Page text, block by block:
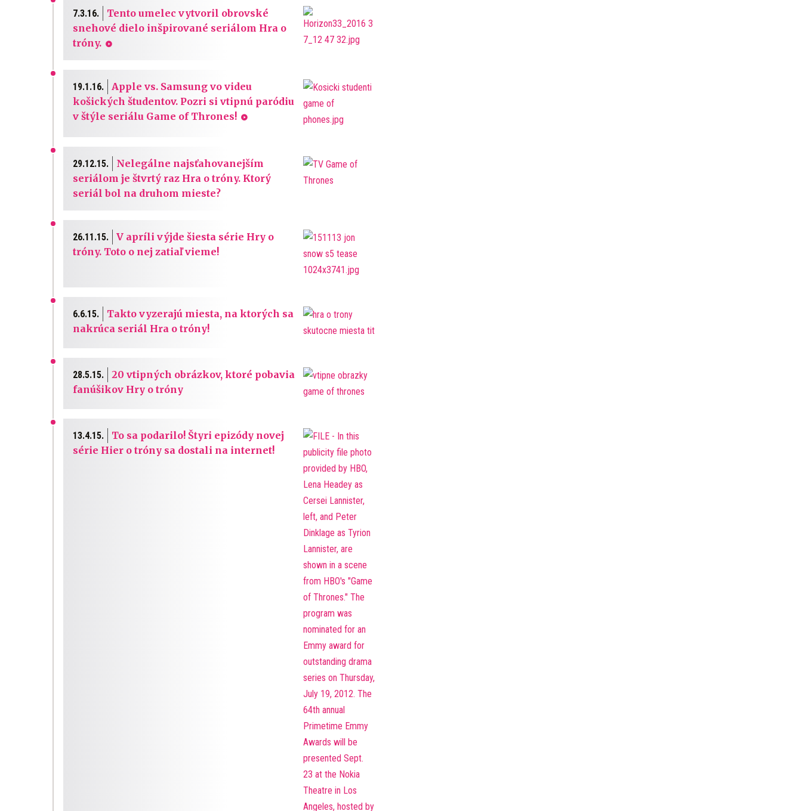
7.3.16.
Tento umelec vytvoril obrovské
snehové dielo inšpirované seriálom Hra o
tróny.
19.1.16.
Apple vs. Samsung vo videu
košických študentov. Pozri si vtipnú paródiu
v štýle seriálu Game of Thrones!
29.12.15.
Nelegálne najsťahovanejším
seriálom je štvrtý raz Hra o tróny. Ktorý
seriál bol na druhom mieste?
26.11.15.
V apríli výjde šiesta série Hry o
tróny. Toto o nej zatiaľ vieme!
6.6.15.
Takto vyzerajú miesta, na ktorých sa
nakrúca seriál Hra o tróny!
28.5.15.
20 vtipných obrázkov, ktoré pobavia
fanúšikov Hry o tróny
13.4.15.
To sa podarilo! Štyri epizódy novej
série Hier o tróny sa dostali na internet!